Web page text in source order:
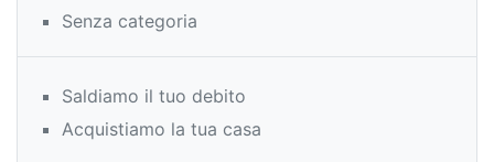
Senza categoria
Saldiamo il tuo debito
Acquistiamo la tua casa